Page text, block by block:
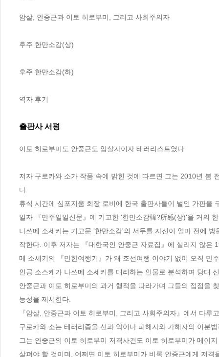
암살, 안중근과 이토 히로부미, 그리고 사회주의자
후주 한만소감(상)
후주 한만소감(하)
역자 후기
출판사 서평
이토 히로부미도 안중근도 암살자이자 테러리스트였다
저자 구로카와 소가 작품 속에 밝힌 것에 따르면 그는 2010년 봄
다.
휴식 시간에 심포지움 회장 로비에 한국 출판사들이 벌인 가판
일자 『만주일일신문』에 기고한 '한만소감韓?所感(상)'을 거의
나쓰메 소세키는 기고문 '한만소감'의 서두를 자신이 얼마 전에
작한다. 이후 저자는 『대한국인 안중근 자료집』에 실리지 않
메 소세키의 『만한여행기』가 왜 조선여행 이야기 없이 오직 만
인공 소스케가 나쓰메 소세키를 대리하는 인물로 분석하며 당대
안중근과 이토 히로부미의 과거 행적을 따라가며 그들의 접점을
능성을 제시한다.
『암살, 안중근과 이토 히로부미, 그리고 사회주의자』에서 다
구로카와 소는 테러리즘을 선과 악이나 피해자와 가해자의 이분
그는 안중근의 이토 히로부미 저격사건도 이토 히로부미가 메이
살펴야 할 것이며, 어쩌면 이토 히로부미가 비록 안중근에게 저